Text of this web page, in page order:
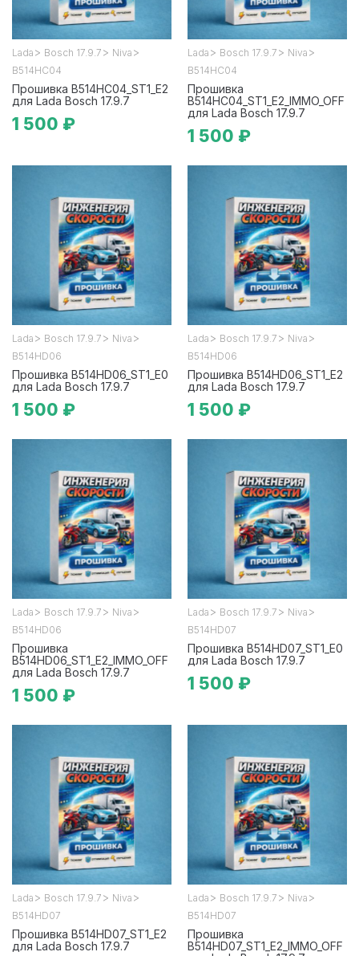
Lada > Bosch 17.9.7 > Niva >
B514HC04
Прошивка B514HC04_ST1_E2
для Lada Bosch 17.9.7
1 500 ₽
Lada > Bosch 17.9.7 > Niva >
B514HC04
Прошивка
B514HC04_ST1_E2_IMMO_OFF
для Lada Bosch 17.9.7
1 500 ₽
Lada > Bosch 17.9.7 > Niva >
B514HD06
Прошивка B514HD06_ST1_E0
для Lada Bosch 17.9.7
1 500 ₽
Lada > Bosch 17.9.7 > Niva >
B514HD06
Прошивка B514HD06_ST1_E2
для Lada Bosch 17.9.7
1 500 ₽
Lada > Bosch 17.9.7 > Niva >
B514HD06
Прошивка
B514HD06_ST1_E2_IMMO_OFF
для Lada Bosch 17.9.7
1 500 ₽
Lada > Bosch 17.9.7 > Niva >
B514HD07
Прошивка B514HD07_ST1_E0
для Lada Bosch 17.9.7
1 500 ₽
Lada > Bosch 17.9.7 > Niva >
B514HD07
Прошивка B514HD07_ST1_E2
для Lada Bosch 17.9.7
Lada > Bosch 17.9.7 > Niva >
B514HD07
Прошивка
B514HD07_ST1_E2_IMMO_OFF